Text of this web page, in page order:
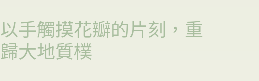
以手觸摸花瓣的片刻，重
歸大地質樸